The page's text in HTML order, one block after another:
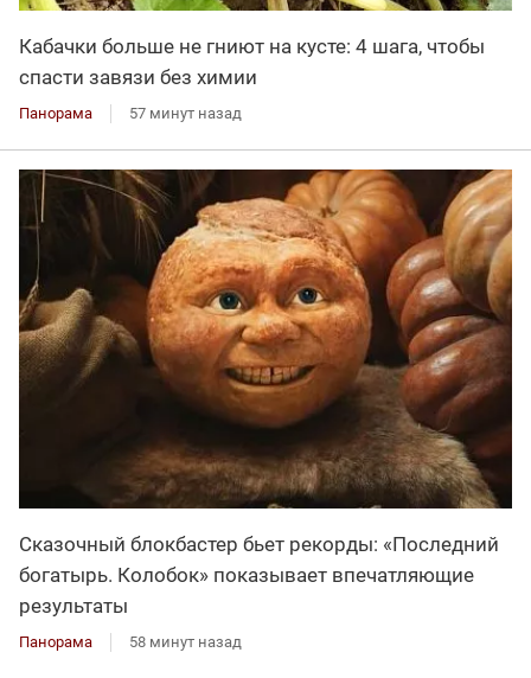
Кабачки больше не гниют на кусте: 4 шага, чтобы
спасти завязи без химии
Панорама 57 минут назад
Сказочный блокбастер бьет рекорды: «Последний
богатырь. Колобок» показывает впечатляющие
результаты
Панорама 58 минут назад